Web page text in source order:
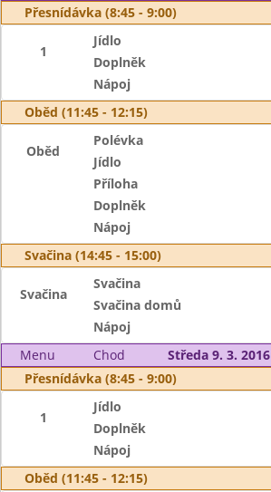
Přesnídávka (8:45 - 9:00)
1
Jídlo
Doplněk
Nápoj
Oběd (11:45 - 12:15)
Oběd
Polévka
Jídlo
Příloha
Doplněk
Nápoj
Svačina (14:45 - 15:00)
Svačina
Svačina
Svačina domů
Nápoj
Menu
Chod
Středa 9. 3. 2016
Přesnídávka (8:45 - 9:00)
1
Jídlo
Doplněk
Nápoj
Oběd (11:45 - 12:15)